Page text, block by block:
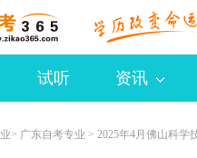
试听 资讯
> 广东自考专业 > 2025年4月佛山科学